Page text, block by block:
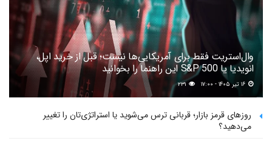
وال‌استریت فقط برای آمریکایی‌ها نیست؛ قبل از خرید اپل،
انویدیا یا S&P 500 این راهنما را بخوانید
۲۳۱
روزهای قرمز بازار؛ قربانی ترس می‌شوید یا استراتژی‌تان را تغییر
می‌دهید؟